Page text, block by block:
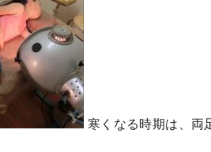
寒くなる時期は、両